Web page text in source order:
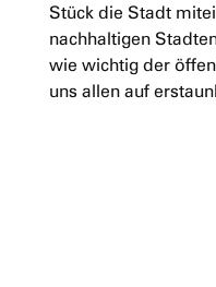
Stück die Stadt
nachhaltigen
wie wichtig der
uns allen auf